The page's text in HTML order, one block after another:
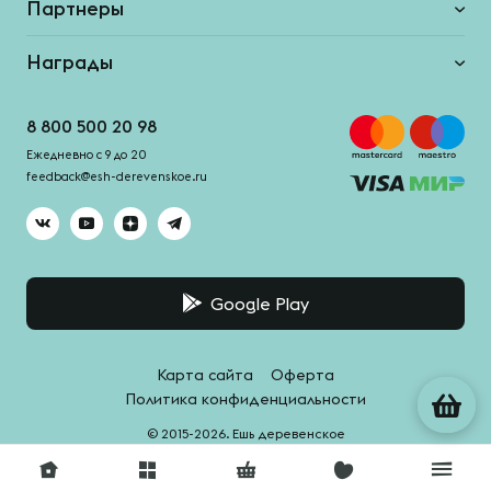
Партнеры
Награды
8 800 500 20 98
Ежедневно с 9 до 20
feedback@esh-derevenskoe.ru
Google Play
© 2015-2026. Ешь деревенское
Карта сайта
Оферта
Политика конфиденциальности
Система качества - HACCPro